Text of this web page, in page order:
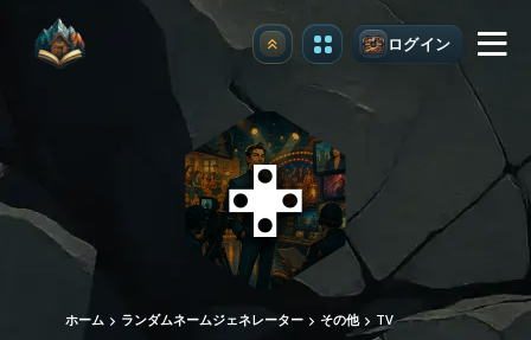
アップグレード ログイン
ホーム ランダムネームジェネレーター その他 TV